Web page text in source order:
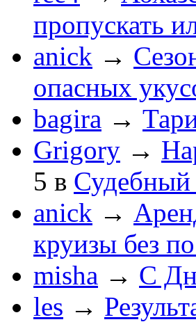
пропускать
anick →
опасных
bagira →
Grigory →
5 в
anick →
круизы без
misha → С
les →